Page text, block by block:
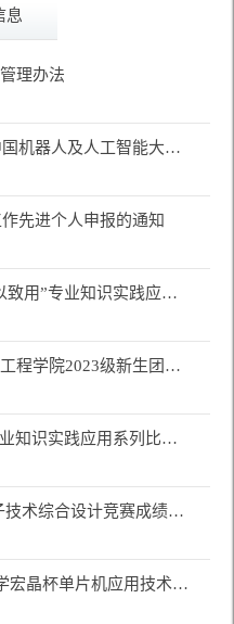
息
理办法
关于举办2024年第二十六届中国机器人及人工智能大赛暨第三届山东大学机器人及人工智…
先进个人申报的通知
关于组织报名参加第六届“学以致用”专业知识实践应用系列大赛之“丛林危机”比赛的…
关于开展山东大学控制科学与工程学院2023级新生团组织关系转接工作的通知
控制学院第五届“学以致用”专业知识实践应用系列比赛之“码呀码”编程能力大赛获奖…
控制学院第五届学以致用-电子技术综合设计竞赛成绩公布
关于组织开展“2023年山东大学宏晶杯单片机应用技术竞赛”的通知